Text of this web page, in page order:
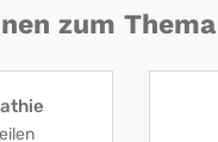
zum